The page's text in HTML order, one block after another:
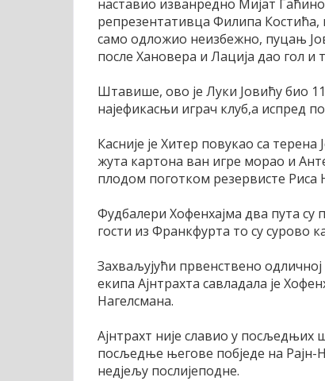
наставио изванредно Мијат
репрезентативца Филипа Костића,
само одложио неизбежно, пуцањ
после Хановера и Лација дао гол и
Штавише, ово је Луки Јовићу био
најефикасњи играч клуб,а испред
Касније је Хитер повукао са
жута картона ван игре морао и
плодом поготком резервисте Риса
Фудбалери Хофенхајма два пута су
гости из Франкфурта то су сурово
Захваљујући првенствено
екипа Ајнтрахта савладала је
Нагелсмана.
Ајнтрахт није славио у посљедњих
посљедње његове побједе на Рајн-
недјељу послијеподне.